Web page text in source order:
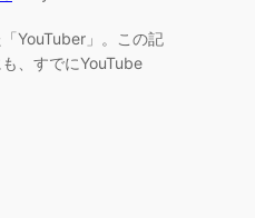
YouTuber」。この記
、すでにYouTube